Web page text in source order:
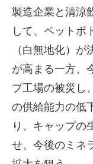
製造企業と清涼
して、ペットボ
（白無地化）
が高まる一方、
プ工場の被災し
の供給能力の低
り、キャップの
せ、今後のミネ